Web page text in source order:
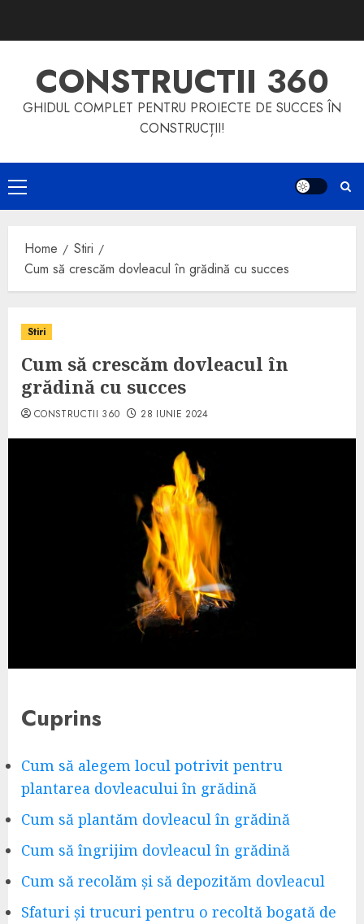
CONSTRUCTII 360
GHIDUL COMPLET PENTRU PROIECTE DE SUCCES ÎN
CONSTRUCȚII!
Primary
Menu
Home
Stiri
Cum să crescăm dovleacul în grădină cu succes
Stiri
Cum să crescăm dovleacul în
grădină cu succes
CONSTRUCTII 360 28 IUNIE 2024
Cuprins
Cum să alegem locul potrivit pentru
plantarea dovleacului în grădină
Cum să plantăm dovleacul în grădină
Cum să îngrijim dovleacul în grădină
Cum să recolăm și să depozităm dovleacul
Sfaturi și trucuri pentru o recoltă bogată de